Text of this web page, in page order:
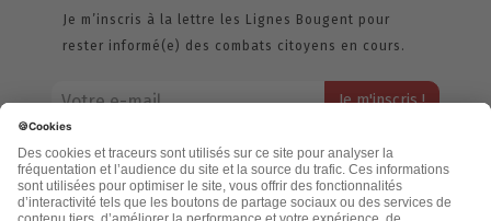
Je m’inscris à la lettre les Lignes Bougent pour
rester informé(e) des combats citoyens en cours.
jamais échangée. Pour consulter notre politique de confidentialité,
cliquez ici.